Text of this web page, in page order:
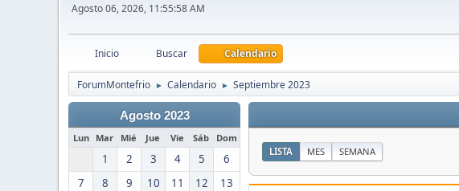
Agosto 06, 2026, 11:55:58 AM
Inicio Buscar Calendario
ForumMontefrio ► Calendario ► Septiembre 2023
Agosto 2023
Lun Mar Mié Jue Vie Sáb Dom
1 2 3 4 5
6
7
8 9 10 11 12
13
LISTA MES SEMANA